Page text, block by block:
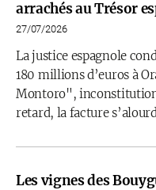
arrachés au Trésor
27/07/2026
La justice espagnole
180 millions d’euros à
Montoro",
retard, la facture
Les vignes des